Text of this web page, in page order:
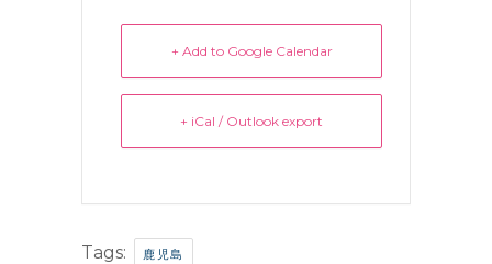
+ Add to Google Calendar
+ iCal / Outlook export
Tags: 鹿児島